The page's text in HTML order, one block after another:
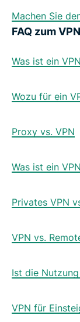
Machen Sie
FAQ zum VPN
Was ist ein
Wozu für ein
Proxy vs. VPN
Was ist ein
Privates VPN
VPN vs.
Ist die
VPN für